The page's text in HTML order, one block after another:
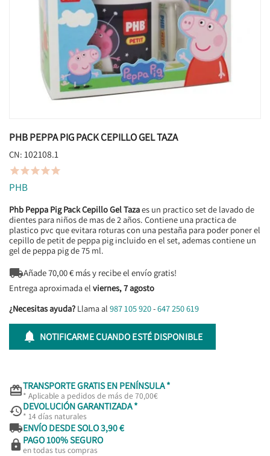
PHB PEPPA PIG PACK CEPILLO GEL TAZA
CN: 102108.1

PHB
Phb Peppa Pig Pack Cepillo Gel Tazaes un practico set de lavado de
dientes para niños de mas de 2 años. Contiene una practica de
plastico pvc que evitara roturas con una pestaña para poder poner el
cepillo de petit de peppa pig incluido en el set, ademas contiene un
gel de peppa pig de 75 ml.
Añade70,00€ más y recibe el envío gratis!
Entrega aproximada el viernes, 7 agosto
¿Necesitas ayuda? Llama al 987 105 920-647 250 619
 NOTIFICARME CUANDO ESTÉ DISPONIBLE
TRANSPORTE GRATIS EN PENÍNSULA *
* Aplicable a pedidos de más de 70,00€
DEVOLUCIÓN GARANTIZADA *
* 14 días naturales
ENVÍO DESDE SOLO 3,90 €
 PAGO 100% SEGURO
en todas tus compras